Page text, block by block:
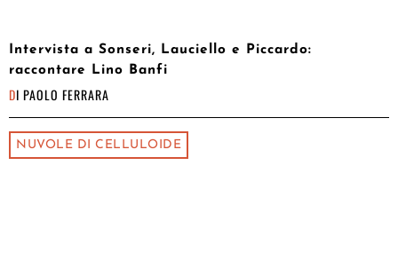
Intervista a Sonseri, Lauciello e Piccardo:
raccontare Lino Banfi
DI PAOLO FERRARA
NUVOLE DI CELLULOIDE